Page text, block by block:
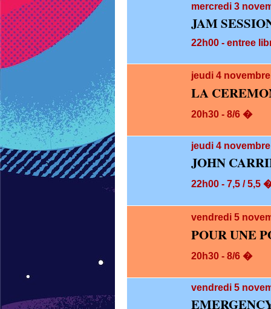
mercredi 3
JAM
22h00 - entree
jeudi 4
LA
20h30 - 8/6 �
jeudi 4
JOHN
22h00 - 7,5 / 5,5
vendredi 5
POUR UNE
20h30 - 8/6 �
vendredi 5